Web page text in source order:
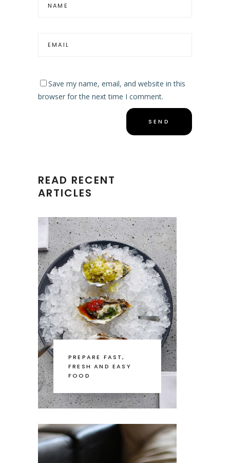
Save my name, email, and website in this
browser for the next time I comment.
READ RECENT
ARTICLES
PREPARE FAST,
FRESH AND EASY
FOOD